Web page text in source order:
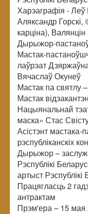
Харэаграфія -
Аляксандр
карціна),
Дырыжор-
Мастак-
лаўрэат
Вячаслаў Окунеў
Мастак па святлу
Мастак
Нацыянальнай
маска» Стас
Асістэнт
рэспубліканскіх
Дырыжор –
Рэспублікі
артыст
Працягласць 2
антрактам
Прэм'ера – 15 мая